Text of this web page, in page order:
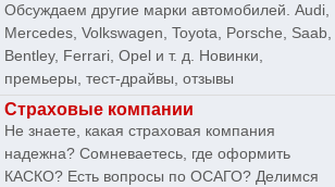
Обсуждаем другие марки автомобилей. Audi,
Mercedes, Volkswagen, Toyota, Porsche, Saab,
Bentley, Ferrari, Opel и т. д. Новинки,
премьеры, тест-драйвы, отзывы
Страховые компании
Не знаете, какая страховая компания
надежна? Сомневаетесь, где оформить
КАСКО? Есть вопросы по ОСАГО? Делимся